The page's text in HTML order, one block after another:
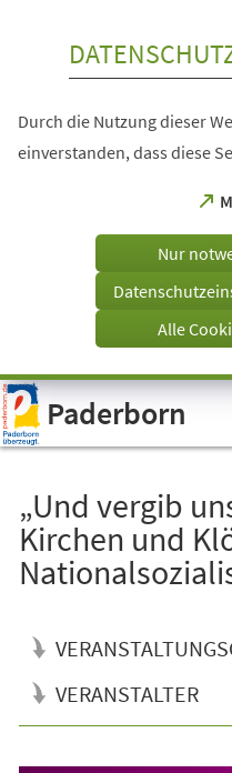
Visuelle
Assistenzsoftware
öffnen.
Durch die Nutzung dieser
einverstanden, dass diese
Tab)
Nur
Alle
Paderborn
„Und vergib
Kirchen und
VERANSTALTER